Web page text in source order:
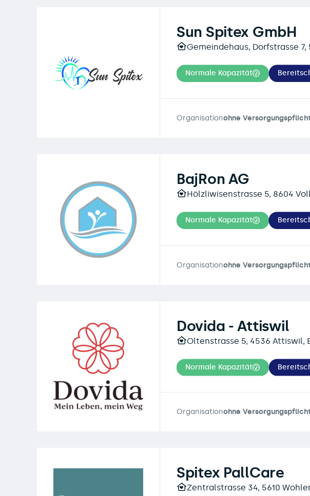
Sun Spitex GmbH
Gemeindehaus, Dorfstrasse
Normale Kapazität
Organisationohne
BajRon AG
Hölzliwisenstrasse 5, 8604
Normale Kapazität
Organisationohne
Dovida - Attiswil
Oltenstrasse 5, 4536 Attiswil,
Normale Kapazität
Organisationohne
Spitex PallCare
Zentralstrasse 34, 5610